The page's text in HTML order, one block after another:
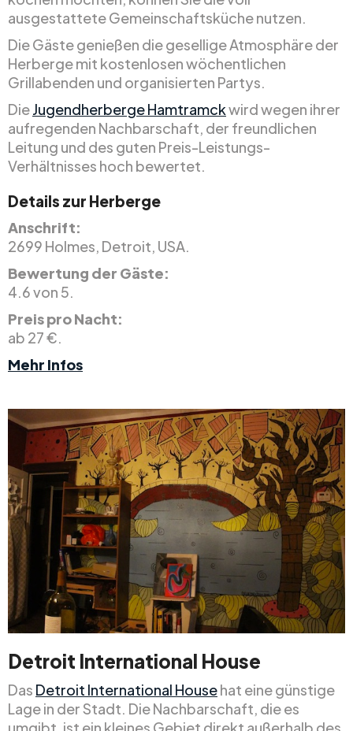
ausgestattete Gemeinschaftsküche nutzen.
Die Gäste genießen die gesellige Atmosphäre der
Herberge mit kostenlosen wöchentlichen
Grillabenden und organisierten Partys.
Die Jugendherberge Hamtramckwird wegen ihrer
aufregenden Nachbarschaft, der freundlichen
Leitung und des guten Preis-Leistungs-
Verhältnisses hoch bewertet.
Details zur Herberge
Anschrift:
2699 Holmes, Detroit, USA.
Bewertung der Gäste:
4.6 von 5.
Preis pro Nacht:
ab 27 €.
Mehr Infos
Detroit International House
Das Detroit International Househat eine günstige
Lage in der Stadt. Die Nachbarschaft, die es